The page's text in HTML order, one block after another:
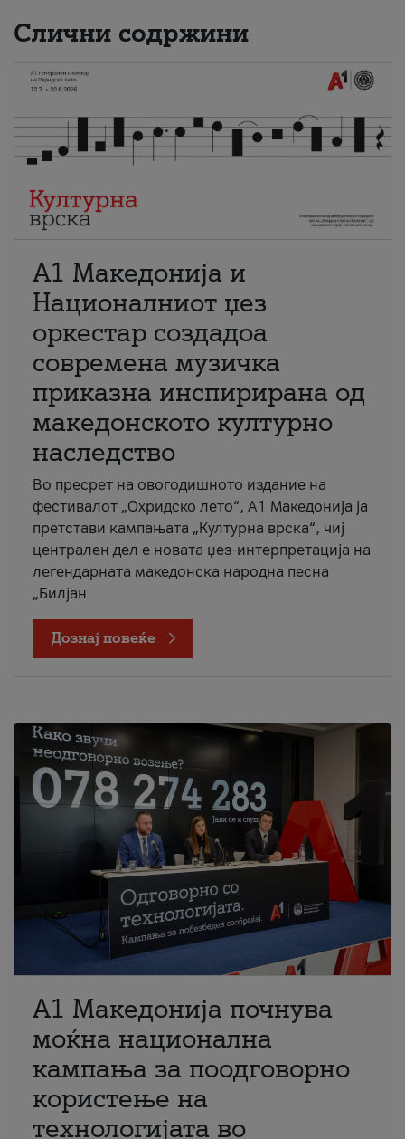
Слични содржини
А1 Македонија и
Националниот џез
оркестар создадоа
современа музичка
приказна инспирирана од
македонското културно
наследство
Во пресрет на овогодишното издание на
фестивалот „Охридско лето“, А1 Македонија ја
претстави кампањата „Културна врска“, чиј
централен дел е новата џез-интерпретација на
легендарната македонска народна песна
„Билјан
Дознај повеќе
A1 Македонија почнува
моќна национална
кампања за поодговорно
користење на
технологијата во